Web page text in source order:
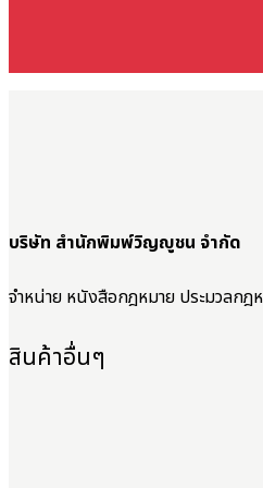
บริษัท สำนักพิมพ์วิญญูชน จำกัด
จำหน่าย หนังสือกฎหมาย ประมวลกฎ
สินค้าอื่นๆ